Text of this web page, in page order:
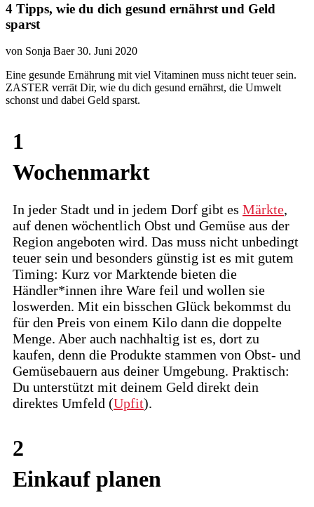
4 Tipps, wie du dich gesund ernährst und Geld
sparst
von Sonja Baer 30. Juni 2020
Eine gesunde Ernährung mit viel Vitaminen muss nicht teuer sein.
ZASTER verrät Dir, wie du dich gesund ernährst, die Umwelt
schonst und dabei Geld sparst.
1
Wochenmarkt
In jeder Stadt und in jedem Dorf gibt es Märkte,
auf denen wöchentlich Obst und Gemüse aus der
Region angeboten wird. Das muss nicht unbedingt
teuer sein und besonders günstig ist es mit gutem
Timing: Kurz vor Marktende bieten die
Händler*innen ihre Ware feil und wollen sie
loswerden. Mit ein bisschen Glück bekommst du
für den Preis von einem Kilo dann die doppelte
Menge. Aber auch nachhaltig ist es, dort zu
kaufen, denn die Produkte stammen von Obst- und
Gemüsebauern aus deiner Umgebung. Praktisch:
Du unterstützt mit deinem Geld direkt dein
direktes Umfeld (Upfit).
2
Einkauf planen